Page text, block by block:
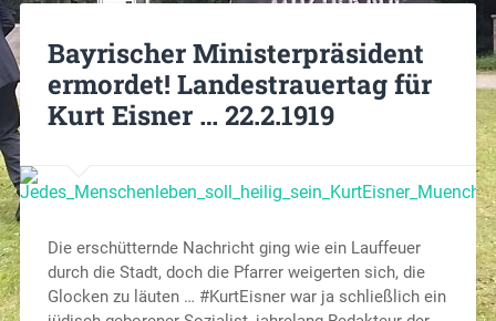
Bayrischer Ministerpräsident
ermordet! Landestrauertag für
Kurt Eisner … 22.2.1919
Die erschütternde Nachricht ging wie ein Lauffeuer
durch die Stadt, doch die Pfarrer weigerten sich, die
Glocken zu läuten … #KurtEisner war ja schließlich ein